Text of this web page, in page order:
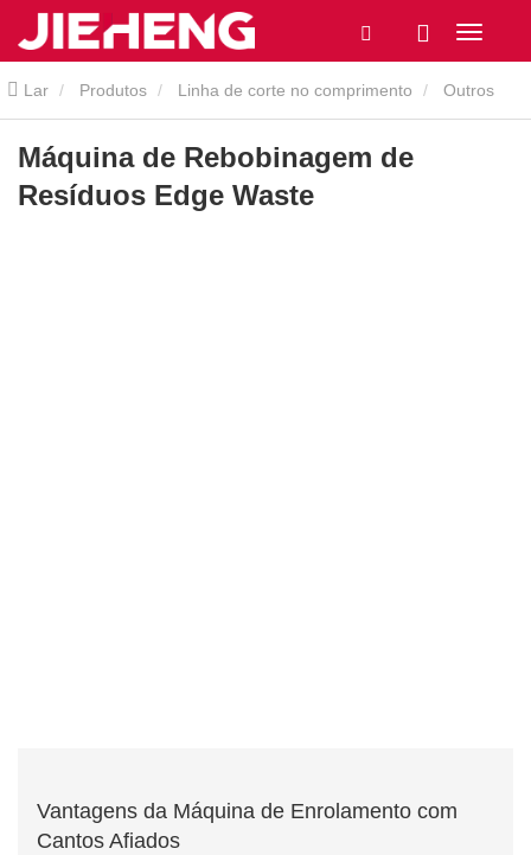
Lar Produtos Linha de corte no comprimento Outros
cortados no comprimento da linha
Resíduos Edge Waste
Máquina de Rebobinagem de
Resíduos Edge Waste
Vantagens da Máquina de Enrolamento com
Cantos Afiados